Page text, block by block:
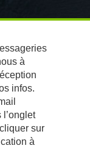
à
infos.
sur
à